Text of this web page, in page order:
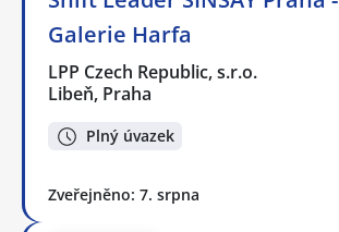
Galerie Harfa
LPP Czech Republic, s.r.o.
Libeň, Praha
Plný úvazek
Zveřejněno: 7. srpna